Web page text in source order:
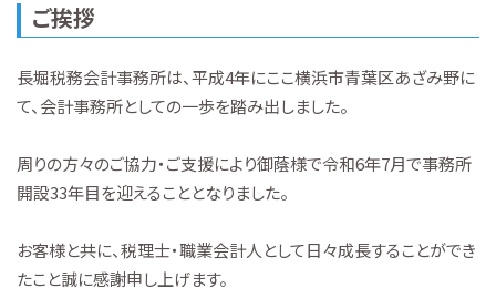
ご挨拶
長堀税務会計事務所は、平成4年にここ横浜市青葉区あざみ野に
て、会計事務所としての一歩を踏み出しました。
周りの方々のご協力・ご支援により御蔭様で令和6年7月で事務所
開設33年目を迎えることとなりました。
お客様と共に、税理士・職業会計人として日々成長することができ
たこと誠に感謝申し上げます。